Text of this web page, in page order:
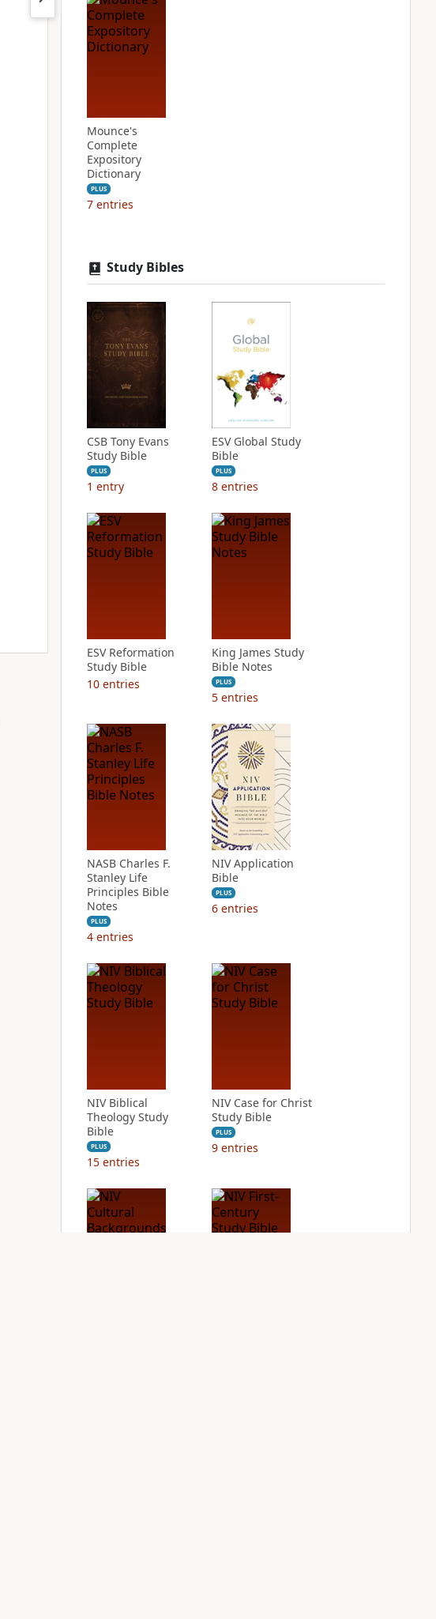
Mounce's
Complete
Expository
Dictionary
PLUS
7 entries
Study Bibles
CSB Tony Evans
Study Bible
PLUS
1 entry
ESV Global Study
Bible
PLUS
8 entries
ESV Reformation
Study Bible
10 entries
King James Study
Bible Notes
PLUS
5 entries
NASB Charles F.
Stanley Life
Principles Bible
Notes
PLUS
4 entries
NIV Application
Bible
PLUS
6 entries
NIV Biblical
Theology Study
Bible
PLUS
15 entries
NIV Case for Christ
Study Bible
PLUS
9 entries